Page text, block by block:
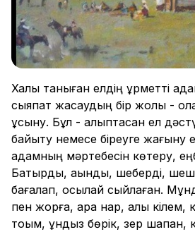
Халық таныған елдің құрметті
сыяпат жасаудың бір жолы -
ұсыну. Бұл - қалыптасқан ел
байыту немесе біреуге жағыну
адамның мәртебесін көтеру,
Батырды, ақынды, шеберді,
бағалап, осылай сыйлаған.
пен жорға, қара нар, қалы кілем,
тоқым, құндыз бөрік, зер шапан,